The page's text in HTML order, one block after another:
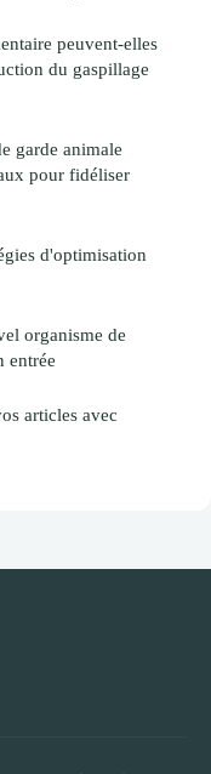
peuvent-elles
du gaspillage
garde animale
pour fidéliser
d'optimisation
organisme de
entrée
articles avec